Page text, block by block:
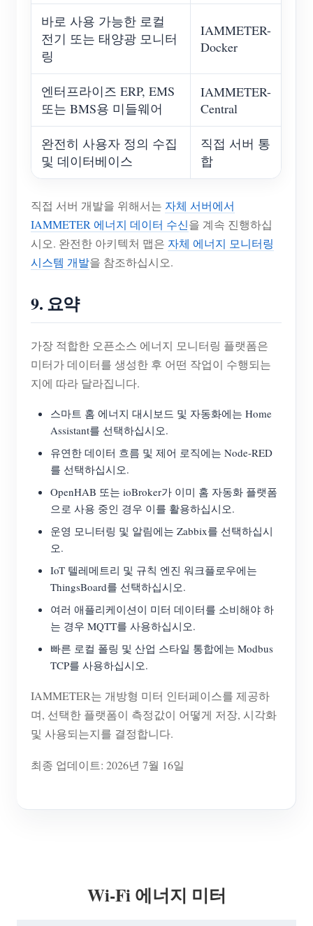
바로 사용 가능한 로컬
전기 또는 태양광 모니터
링
IAMMETER-
Docker
엔터프라이즈 ERP, EMS
또는 BMS용 미들웨어
IAMMETER-
Central
완전히 사용자 정의 수집
및 데이터베이스
직접 서버 통
합
직접 서버 개발을 위해서는 자체 서버에서
IAMMETER 에너지 데이터 수신을 계속 진행하십
시오. 완전한 아키텍처 맵은 자체 에너지 모니터링
시스템 개발을 참조하십시오.
9. 요약
가장 적합한 오픈소스 에너지 모니터링 플랫폼은
미터가 데이터를 생성한 후 어떤 작업이 수행되는
지에 따라 달라집니다.
스마트 홈 에너지 대시보드 및 자동화에는 Home
Assistant를 선택하십시오.
유연한 데이터 흐름 및 제어 로직에는 Node-RED
를 선택하십시오.
OpenHAB 또는 ioBroker가 이미 홈 자동화 플랫폼
으로 사용 중인 경우 이를 활용하십시오.
운영 모니터링 및 알림에는 Zabbix를 선택하십시
오.
IoT 텔레메트리 및 규칙 엔진 워크플로우에는
ThingsBoard를 선택하십시오.
여러 애플리케이션이 미터 데이터를 소비해야 하
는 경우 MQTT를 사용하십시오.
빠른 로컬 폴링 및 산업 스타일 통합에는 Modbus
TCP를 사용하십시오.
IAMMETER는 개방형 미터 인터페이스를 제공하
며, 선택한 플랫폼이 측정값이 어떻게 저장, 시각화
및 사용되는지를 결정합니다.
최종 업데이트: 2026년 7월 16일
Wi-Fi 에너지 미터